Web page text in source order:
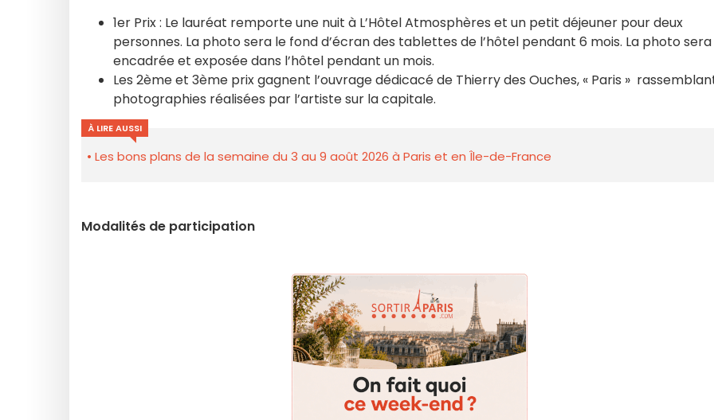
1er Prix : Le lauréat remporte une nuit à L’Hôtel Atmosphères et un petit déjeuner pour deux
personnes. La photo sera le fond d’écran des tablettes de l’hôtel pendant 6 mois. La photo sera
encadrée et exposée dans l’hôtel pendant un mois.
Les 2ème et 3ème prix gagnent l’ouvrage dédicacé de Thierry des Ouches, « Paris »
photographies réalisées par l’artiste sur la capitale.
À LIRE AUSSI
Les bons plans de la semaine du 3 au 9 août 2026 à Paris et en Île-de-France
Modalités de participation